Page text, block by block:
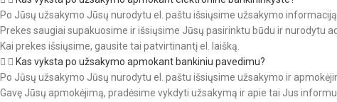
Po Jūsų užsakymo Jūsų nurodytu el. paštu išsiųsime užsakymo
Prekes saugiai supakuosime ir išsiųsime Jūsų pasirinktu būdu ir nurodytu
Kai prekes išsiųsime, gausite tai patvirtinantį el. laišką.
Kas vyksta po užsakymo apmokant bankiniu pavedimu?
Po Jūsų užsakymo Jūsų nurodytu el. paštu išsiųsime užsakymo ir
Gavę Jūsų apmokėjimą, pradėsime vykdyti užsakymą ir apie tai Jus